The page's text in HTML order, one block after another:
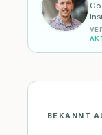
BEKANNT